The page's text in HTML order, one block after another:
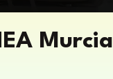
Murcia